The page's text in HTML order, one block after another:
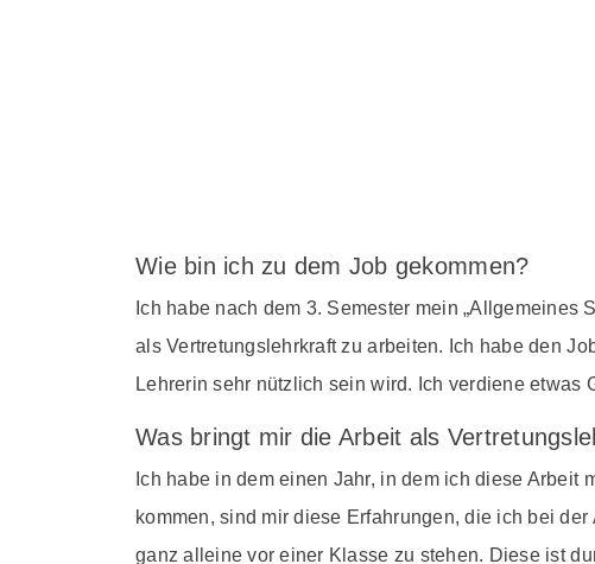
Wie bin ich zu dem Job gekommen?
Ich habe nach dem 3. Semester mein
als Vertretungslehrkraft zu arbeiten. Ich habe den
Lehrerin sehr nützlich sein wird. Ich verdiene
Was bringt mir die Arbeit als
Ich habe in dem einen Jahr, in dem ich diese
kommen, sind mir diese Erfahrungen, die ich bei
ganz alleine vor einer Klasse zu stehen. Diese ist